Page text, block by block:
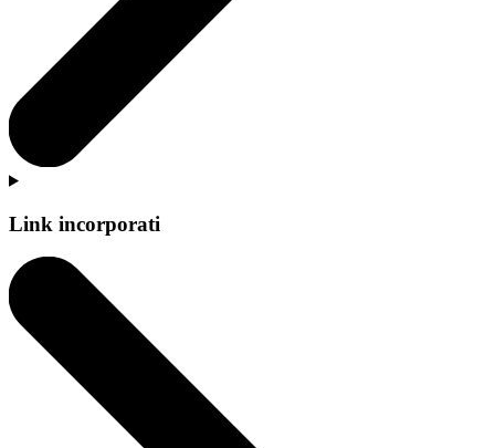
Link incorporati